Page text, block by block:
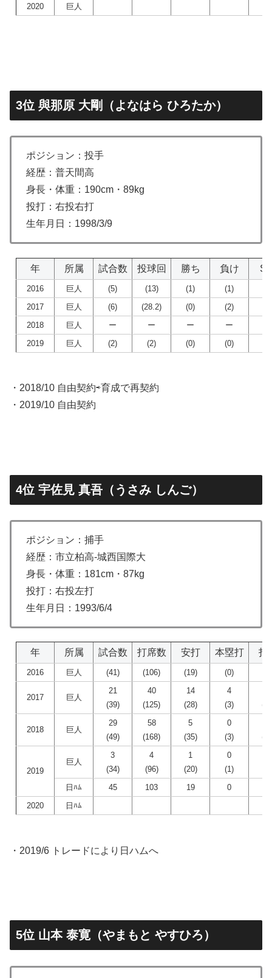
2020 巨人
3位 與那原 大剛（よなはら ひろたか）
ポジション：投手
経歴：普天間高
身長・体重：190cm・89kg
投打：右投右打
生年月日：1998/3/9
年 所属 試合数 投球回 勝ち 負け S
2016 巨人 (5) (13) (1) (1)
2017
巨人 (6) (28.2) (0) (2)
2018
巨人 ー ー ー ー
2019
巨人 (2) (2) (0) (0)
・2018/10 自由契約⇨育成で再契約
・2019/10 自由契約
4位 宇佐見 真吾（うさみ しんご）
ポジション：捕手
経歴：市立柏高-城西国際大
身長・体重：181cm・87kg
投打：右投左打
生年月日：1993/6/4
年 所属 試合数 打席数 安打 本塁打 打
2016 巨人 (41) (106) (19) (0)
2017 巨人
21
(39)
40
(125)
14
(28)
4
(3)
2018 巨人
29
(49)
58
(168)
5
(35)
0
(3)
2019
巨人
3
(34)
4
(96)
1
(20)
0
(1)
日ﾊﾑ
45 103 19 0
2020
日ﾊﾑ
・2019/6 トレードにより日ハムへ
5位 山本 泰寛（やまもと やすひろ）